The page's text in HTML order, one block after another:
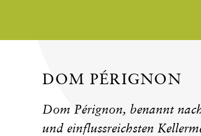
DOM PÉRIGNON
Dom Pérignon, benannt
und einflussreichsten